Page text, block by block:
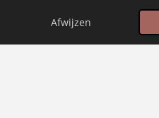
Afwijzen
E-mailadres